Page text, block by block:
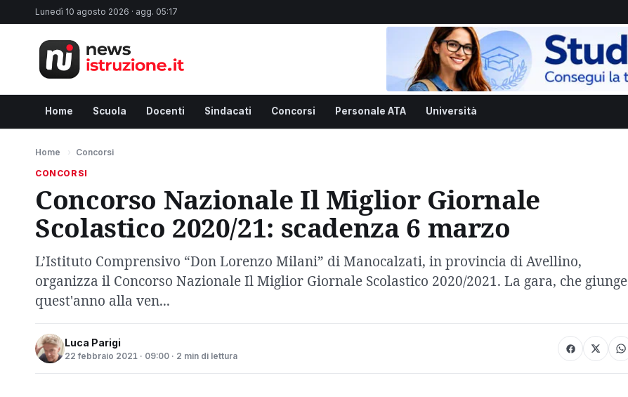
Lunedì 10 agosto 2026 · agg. 05:17
Home Scuola Docenti Sindacati Concorsi Personale ATA Università
Home › Concorsi
CONCORSI
Concorso Nazionale Il Miglior Giornale
Scolastico 2020/21: scadenza 6 marzo
L’Istituto Comprensivo “Don Lorenzo Milani” di Manocalzati, in provincia di Avellino,
organizza il Concorso Nazionale Il Miglior Giornale Scolastico 2020/2021. La gara, che giunge
quest'anno alla ven...
Luca Parigi
22 febbraio 2021 · 09:00 · 2 min di lettura